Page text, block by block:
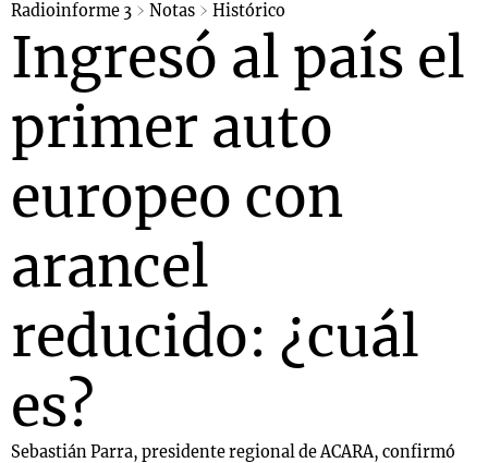
Radioinforme 3 Notas Histórico
Ingresó al país el
primer auto
europeo con
arancel
reducido: ¿cuál
es?
Sebastián Parra, presidente regional de ACARA, confirmó